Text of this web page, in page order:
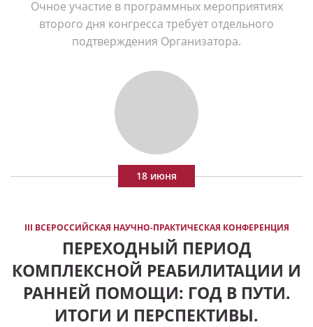
18 июня
Очное участие в программных мероприятиях
второго дня конгресса требует отдельного
подтверждения Организатора.
III ВСЕРОССИЙСКАЯ НАУЧНО-ПРАКТИЧЕСКАЯ КОНФЕРЕНЦИЯ
ПЕРЕХОДНЫЙ ПЕРИОД
КОМПЛЕКСНОЙ РЕАБИЛИТАЦИИ И
РАННЕЙ ПОМОЩИ: ГОД В ПУТИ.
ИТОГИ И ПЕРСПЕКТИВЫ.